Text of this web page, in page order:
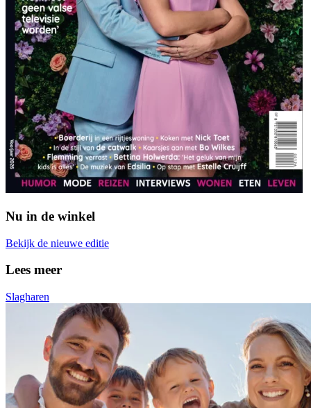
Nu in de winkel
Bekijk de nieuwe editie
Lees meer
Slagharen